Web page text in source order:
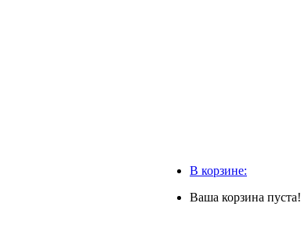
В корзине:
Ваша корзина пуста!